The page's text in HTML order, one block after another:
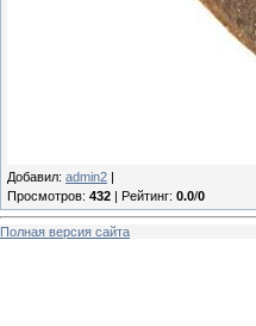
Добавил: admin2 |
Просмотров: 432 | Рейтинг: 0.0/0
Полная версия сайта